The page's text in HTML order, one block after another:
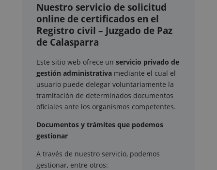
Nuestro servicio de solicitud
online de certificados en el
Registro civil – Juzgado de Paz
de Calasparra
Este sitio web ofrece un servicio privado de
gestión administrativa mediante el cual el
usuario puede delegar voluntariamente la
tramitación de determinados documentos
oficiales ante los organismos competentes.
Documentos y trámites que podemos
gestionar
A través de nuestro servicio, podemos
gestionar, entre otros: